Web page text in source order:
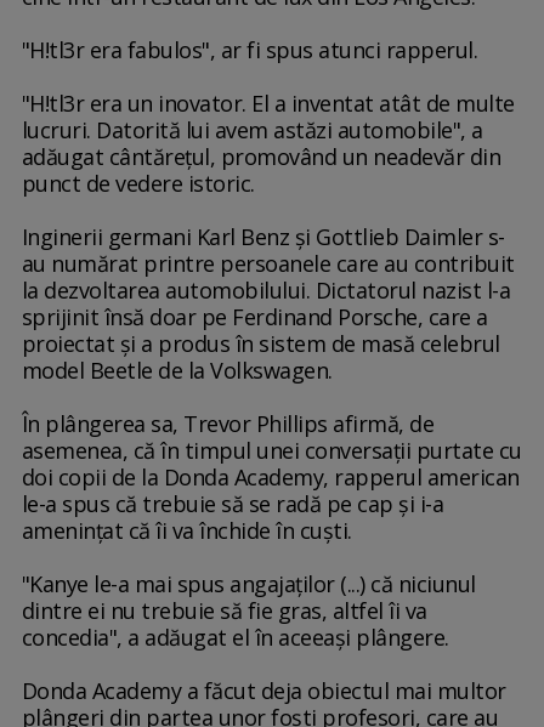
"H!tl3r era fabulos", ar fi spus atunci rapperul.
"H!tl3r era un inovator. El a inventat atât de multe
lucruri. Datorită lui avem astăzi automobile", a
adăugat cântăreţul, promovând un neadevăr din
punct de vedere istoric.
Inginerii germani Karl Benz şi Gottlieb Daimler s-
au numărat printre persoanele care au contribuit
la dezvoltarea automobilului. Dictatorul nazist l-a
sprijinit însă doar pe Ferdinand Porsche, care a
proiectat şi a produs în sistem de masă celebrul
model Beetle de la Volkswagen.
În plângerea sa, Trevor Phillips afirmă, de
asemenea, că în timpul unei conversaţii purtate cu
doi copii de la Donda Academy, rapperul american
le-a spus că trebuie să se radă pe cap şi i-a
ameninţat că îi va închide în cuşti.
"Kanye le-a mai spus angajaţilor (...) că niciunul
dintre ei nu trebuie să fie gras, altfel îi va
concedia", a adăugat el în aceeaşi plângere.
Donda Academy a făcut deja obiectul mai multor
plângeri din partea unor foşti profesori, care au